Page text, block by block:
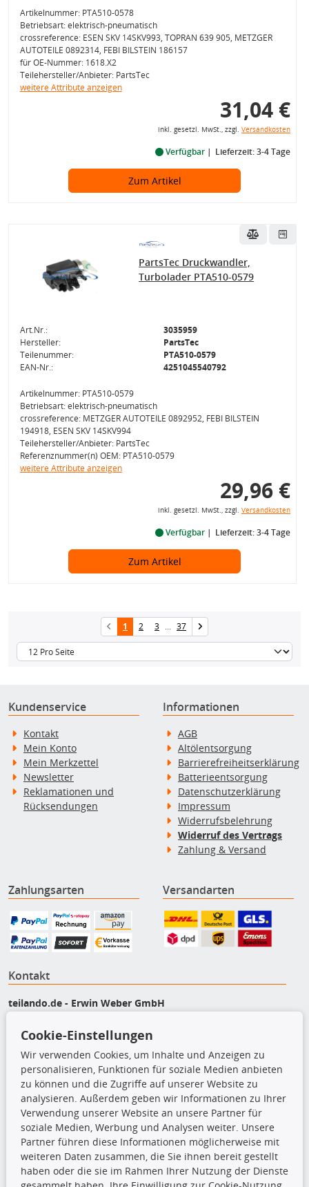
Artikelnummer: PTA510-0578
Betriebsart: elektrisch-pneumatisch
crossreference: ESEN SKV 14SKV993, TOPRAN 639 905, METZGER
AUTOTEILE 0892314, FEBI BILSTEIN 186157
für OE-Nummer: 1618.X2
Teilehersteller/Anbieter: PartsTec
weitere Attribute anzeigen
31,04 €
inkl. gesetzl. MwSt., zzgl. Versandkosten
Verfügbar Lieferzeit: 3-4 Tage
Zum Artikel
PartsTec Druckwandler,
Turbolader PTA510-0579
Art.Nr.:
3035959
Hersteller:
PartsTec
Teilenummer:
PTA510-0579
EAN-Nr.:
4251045540792
Artikelnummer: PTA510-0579
Betriebsart: elektrisch-pneumatisch
crossreference: METZGER AUTOTEILE 0892952, FEBI BILSTEIN
194918, ESEN SKV 14SKV994
Teilehersteller/Anbieter: PartsTec
Referenznummer(n) OEM: PTA510-0579
weitere Attribute anzeigen
29,96 €
inkl. gesetzl. MwSt., zzgl. Versandkosten
Verfügbar Lieferzeit: 3-4 Tage
Zum Artikel
1 2 3 ... 37
Kundenservice
Kontakt
Mein Konto
Mein Merkzettel
Newsletter
Reklamationen und
Rücksendungen
Informationen
AGB
Altölentsorgung
Barrierefreiheitserklärung
Batterieentsorgung
Datenschutzerklärung
Impressum
Widerrufsbelehrung
Widerruf des Vertrags
Zahlung & Versand
Zahlungsarten Versandarten
Kontakt
teilando.de - Erwin Weber GmbH
85376 Hetzenhausen
+49 (0) 8165 / 5093200
shop@teilando.de
Top Produkte
Beleuchtung
Bremsbeläge
Bremsscheiben
Kupplungssatz
Querlenker
Cookie-Einstellungen
Wir verwenden Cookies, um Inhalte und Anzeigen zu
personalisieren, Funktionen für soziale Medien anbieten
zu können und die Zugriffe auf unserer Website zu
analysieren. Außerdem geben wir Informationen zu Ihrer
Verwendung unserer Website an unsere Partner für
soziale Medien, Werbung und Analysen weiter. Unsere
Partner führen diese Informationen möglicherweise mit
weiteren Daten zusammen, die Sie ihnen bereit gestellt
haben oder die sie im Rahmen Ihrer Nutzung der Dienste